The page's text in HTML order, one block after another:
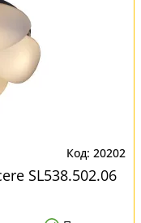
20202
SL538.502.06